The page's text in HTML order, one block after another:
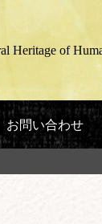
Heritage of
お問い合わせ